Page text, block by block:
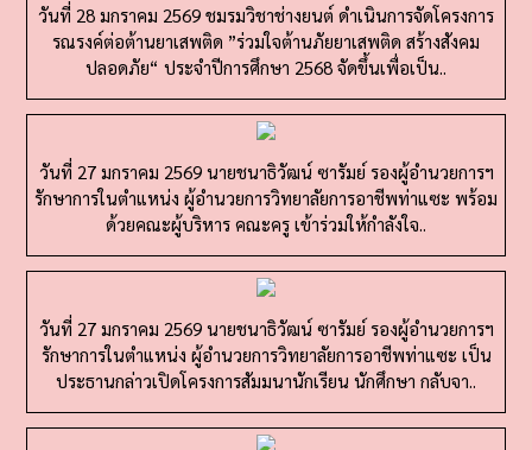
รณรงค์ต่อต้านยาเสพติด ”ร่วมใจต้านภัยยาเสพติด สร้างสังคม
ปลอดภัย“ ประจำปีการศึกษา 2568 จัดขึ้นเพื่อเป็น..
วันที่ 27 มกราคม 2569 นายชนาธิวัฒน์ ซารัมย์ รองผู้อำนวยการฯ
รักษาการในตำแหน่ง ผู้อำนวยการวิทยาลัยการอาชีพท่าแซะ พร้อม
ด้วยคณะผู้บริหาร คณะครู เข้าร่วมให้กำลังใจ..
วันที่ 27 มกราคม 2569 นายชนาธิวัฒน์ ซารัมย์ รองผู้อำนวยการฯ
รักษาการในตำแหน่ง ผู้อำนวยการวิทยาลัยการอาชีพท่าแซะ เป็น
ประธานกล่าวเปิดโครงการสัมมนานักเรียน นักศึกษา กลับจา..